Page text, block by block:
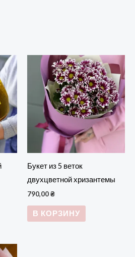
Букет из 5 веток
двухцветной хризантемы
790,00₴
В КОРЗИНУ